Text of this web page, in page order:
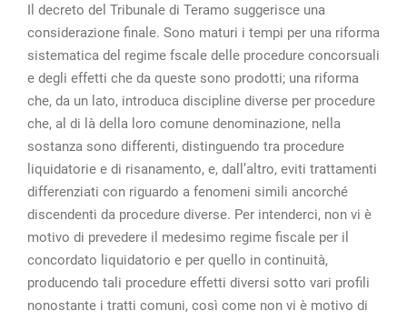
Il decreto del Tribunale di Teramo suggerisce una
considerazione finale. Sono maturi i tempi per una riforma
sistematica del regime fscale delle procedure concorsuali
e degli effetti che da queste sono prodotti; una riforma
che, da un lato, introduca discipline diverse per procedure
che, al di là della loro comune denominazione, nella
sostanza sono differenti, distinguendo tra procedure
liquidatorie e di risanamento, e, dall’altro, eviti trattamenti
differenziati con riguardo a fenomeni simili ancorché
discendenti da procedure diverse. Per intenderci, non vi è
motivo di prevedere il medesimo regime fiscale per il
concordato liquidatorio e per quello in continuità,
producendo tali procedure effetti diversi sotto vari profili
nonostante i tratti comuni, così come non vi è motivo di